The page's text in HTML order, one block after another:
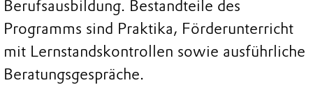
Berufsausbildung. Bestandteile des
Programms sind Praktika, Förderunterricht
mit Lernstandskontrollen sowie ausführliche
Beratungsgespräche.